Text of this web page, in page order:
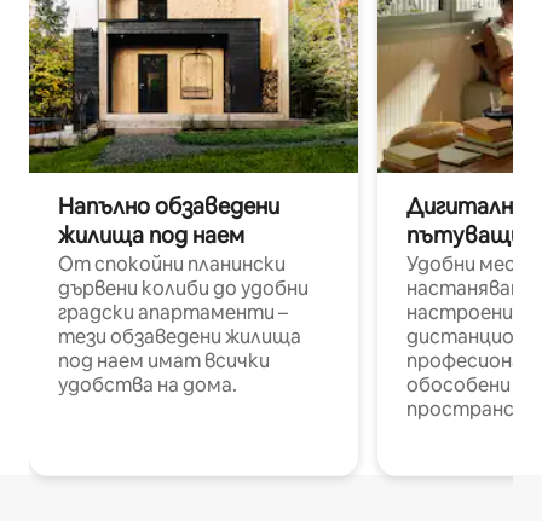
Напълно обзаведени
жилища под наем
От спокойни планински
дървени колиби до удобни
градски апартаменти –
тези обзаведени жилища
под наем имат всички
удобства на дома.
Дигитални
пътуващи
Удобни
настаняване
настроени и
обособени